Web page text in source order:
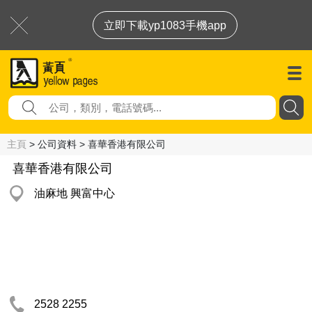
立即下載yp1083手機app
主頁 > 公司資料 > 喜華香港有限公司
喜華香港有限公司
油麻地 興富中心
2528 2255